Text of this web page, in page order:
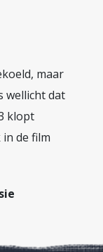
maar
wellicht dat
klopt
de film